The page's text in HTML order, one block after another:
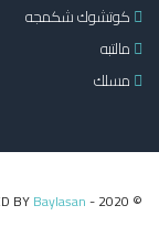
كوتشوك شكمجه
مالتبه
مسلك
© 2020 - Ario Group REAL ESTATES DESIGNED BY
Baylasan